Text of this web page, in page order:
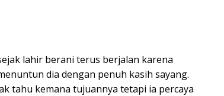
lahir berani terus berjalan karena
dia dengan penuh kasih sayang.
tahu kemana tujuannya tetapi ia percaya